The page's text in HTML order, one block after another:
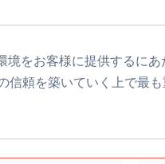
境をお客様に提供するに
信頼を築いていく上で最